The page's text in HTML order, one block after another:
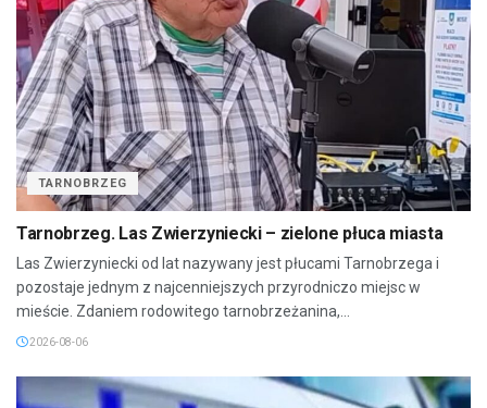
TARNOBRZEG
Tarnobrzeg. Las Zwierzyniecki – zielone płuca miasta
Las Zwierzyniecki od lat nazywany jest płucami Tarnobrzega i
pozostaje jednym z najcenniejszych przyrodniczo miejsc w
mieście. Zdaniem rodowitego tarnobrzeżanina,...
2026-08-06